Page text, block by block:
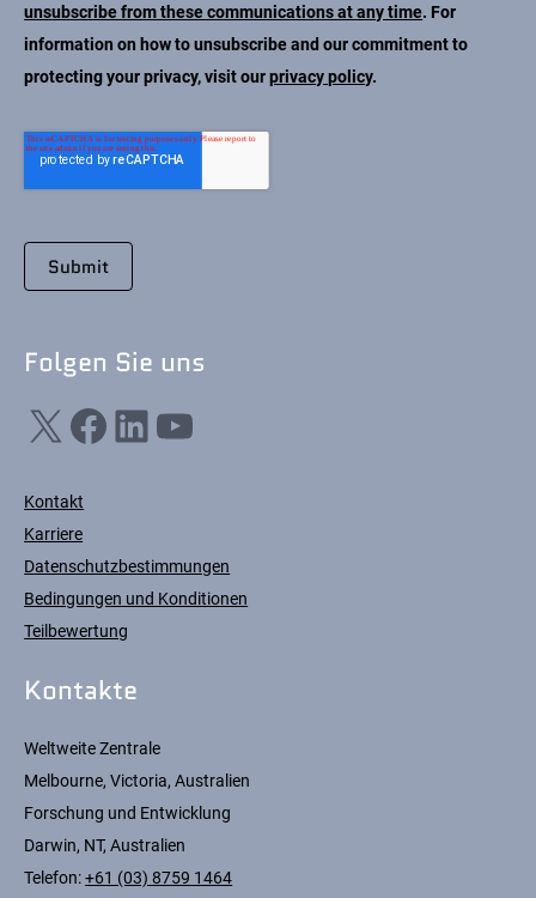
unsubscribe from these communications at any time. For
information on how to unsubscribe and our commitment to
protecting your privacy, visit ourprivacy policy.
Folgen Sie uns
X Facebook LinkedIn YouTube
Kontakt
Karriere
Datenschutzbestimmungen
Bedingungen und Konditionen
Teilbewertung
Kontakte
Weltweite Zentrale
Melbourne, Victoria, Australien
Forschung und Entwicklung
Darwin, NT, Australien
Telefon:+61 (03) 8759 1464